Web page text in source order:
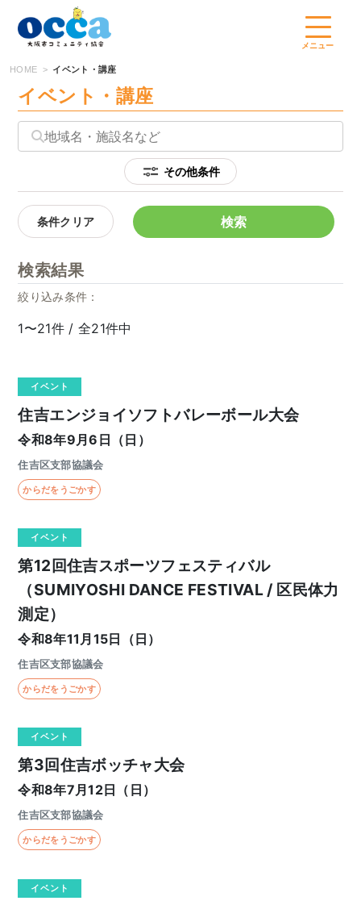
ン
メニュー
HOME イベント・講座
イベント・講座
条件クリア 検索
検索結果
絞り込み条件：
1〜21件 / 全21件中
イベント
住吉エンジョイソフトバレーボール大会
令和8年9月6日（日）
住吉区支部協議会
からだをうごかす
イベント
第12回住吉スポーツフェスティバル
（SUMIYOSHI DANCE FESTIVAL / 区民体力
測定）
令和8年11月15日（日）
住吉区支部協議会
からだをうごかす
イベント
第3回住吉ボッチャ大会
令和8年7月12日（日）
住吉区支部協議会
からだをうごかす
イベント